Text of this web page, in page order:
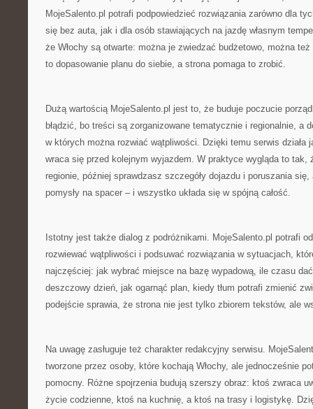
MojeSalento.pl potrafi podpowiedzieć rozwiązania zarówno dla
się bez auta, jak i dla osób stawiających na jazdę własnym
że Włochy są otwarte: można je zwiedzać budżetowo, można
to dopasowanie planu do siebie, a strona pomaga to zrobić.
Dużą wartością MojeSalento.pl jest to, że buduje poczucie
błądzić, bo treści są zorganizowane tematycznie i regionalnie, a
w których można rozwiać wątpliwości. Dzięki temu serwis działa
wraca się przed kolejnym wyjazdem. W praktyce wygląda to tak,
regionie, później sprawdzasz szczegóły dojazdu i poruszania
pomysły na spacer – i wszystko układa się w spójną całość.
Istotny jest także dialog z podróżnikami. MojeSalento.pl potrafi
rozwiewać wątpliwości i podsuwać rozwiązania w sytuacjach,
najczęściej: jak wybrać miejsce na bazę wypadową, ile czasu
deszczowy dzień, jak ogarnąć plan, kiedy tłum potrafi zmienić
podejście sprawia, że strona nie jest tylko zbiorem tekstów, ale
Na uwagę zasługuje też charakter redakcyjny serwisu.
tworzone przez osoby, które kochają Włochy, ale jednocześnie
pomocny. Różne spojrzenia budują szerszy obraz: ktoś zwraca
życie codzienne, ktoś na kuchnię, a ktoś na trasy i logistykę.